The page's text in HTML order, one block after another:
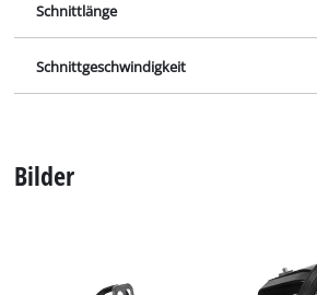
Schnittlänge
Schnittgeschwindigkeit
Bilder